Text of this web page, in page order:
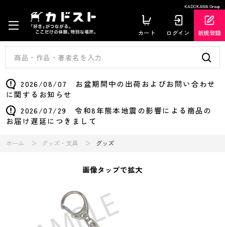
KADOKAWA Group
カート ログイン 新規登録
2026/08/07 お盆期間中の出荷およびお問い合わせ
に関するお知らせ
2026/07/29 令和8年熊本地震の影響による商品の
お届け遅延につきまして
ホーム グッズ・文具 グッズ
画像タップで拡大